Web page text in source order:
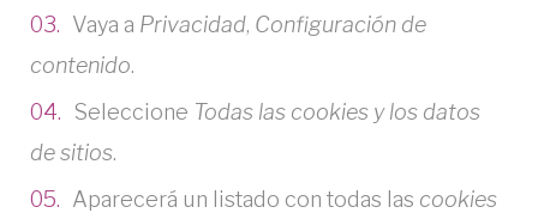
Vaya a Privacidad, Configuración de
contenido.
Seleccione Todas las cookies y los datos
de sitios.
Aparecerá un listado con todas las cookies